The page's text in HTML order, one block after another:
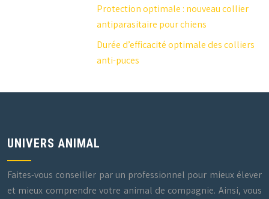
Protection optimale : nouveau collier
antiparasitaire pour chiens
Durée d’efficacité optimale des colliers
anti-puces
UNIVERS ANIMAL
Faites-vous conseiller par un professionnel pour mieux élever
et mieux comprendre votre animal de compagnie. Ainsi, vous